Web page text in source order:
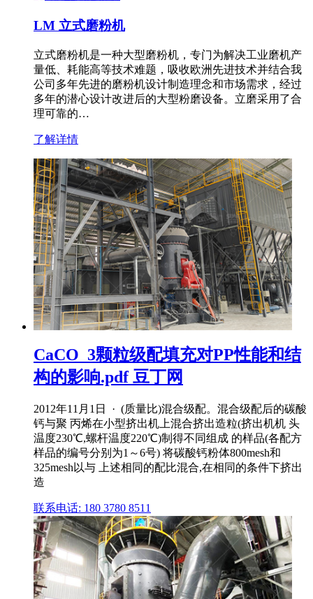
LM 立式磨粉机
立式磨粉机是一种大型磨粉机，专门为解决工业磨机产
量低、耗能高等技术难题，吸收欧洲先进技术并结合我
公司多年先进的磨粉机设计制造理念和市场需求，经过
多年的潜心设计改进后的大型粉磨设备。立磨采用了合
理可靠的…
了解详情
CaCO_3颗粒级配填充对PP性能和结
构的影响.pdf 豆丁网
2012年11月1日 · (质量比)混合级配。混合级配后的碳酸
钙与聚 丙烯在小型挤出机上混合挤出造粒(挤出机机 头
温度230℃,螺杆温度220℃)制得不同组成 的样品(各配方
样品的编号分别为1～6号) 将碳酸钙粉体800mesh和
325mesh以与 上述相同的配比混合,在相同的条件下挤出
造
联系电话: 180 3780 8511